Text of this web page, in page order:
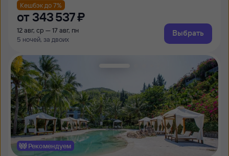
Кешбэк до 7%
от 343 ⁠537 ⁠₽
12 авг, ср — 17 авг, пн
5 ночей, за двоих
Выбрать
Рекомендуем